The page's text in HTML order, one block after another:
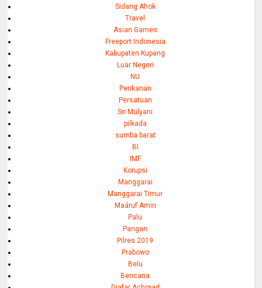
Sidang Ahok
Travel
Asian Games
Freeport Indonesia
Kabupaten Kupang
Luar Negeri
NU
Perikanan
Persatuan
Sri Mulyani
pilkada
sumba barat
BI
IMF
Korupsi
Manggarai
Manggarai Timur
Maáruf Amin
Palu
Pangan
Pilres 2019
Prabowo
Belu
Bencana